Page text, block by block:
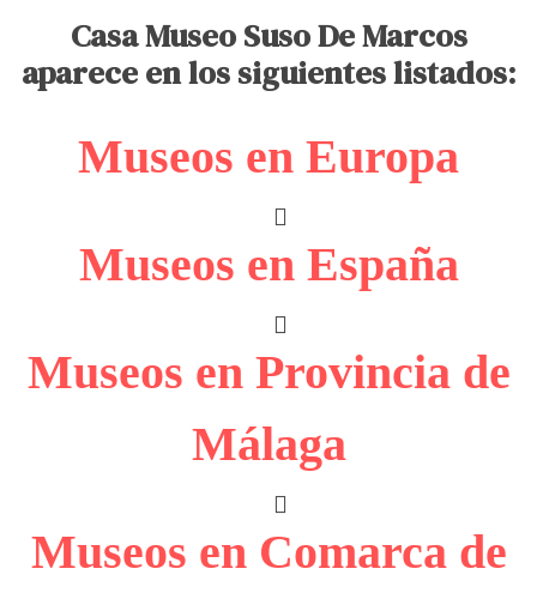
Casa Museo Suso De Marcos
aparece en los siguientes listados:
Museos en Europa
Museos en España
Museos en Provincia de
Málaga
Museos en Comarca de